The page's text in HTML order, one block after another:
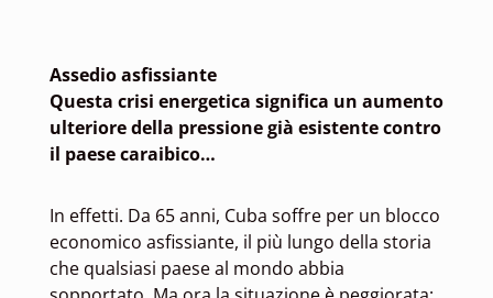
Assedio asfissiante
Questa crisi energetica significa un aumento
ulteriore della pressione già esistente contro
il paese caraibico…
In effetti. Da 65 anni, Cuba soffre per un blocco
economico asfissiante, il più lungo della storia
che qualsiasi paese al mondo abbia